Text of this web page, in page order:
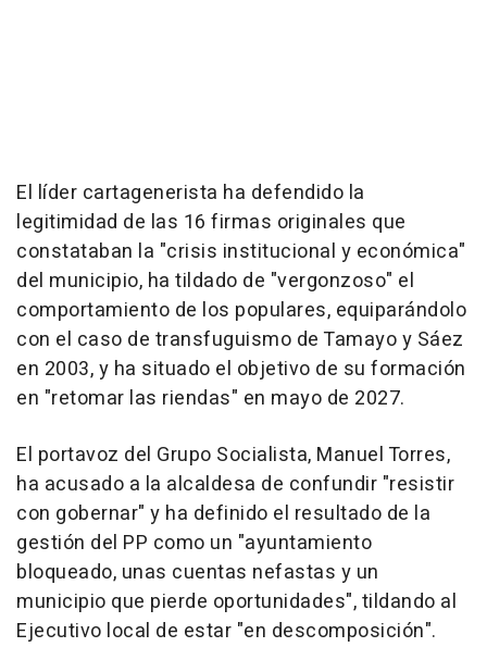
El líder cartagenerista ha defendido la
legitimidad de las 16 firmas originales que
constataban la "crisis institucional y económica"
del municipio, ha tildado de "vergonzoso" el
comportamiento de los populares, equiparándolo
con el caso de transfuguismo de Tamayo y Sáez
en 2003, y ha situado el objetivo de su formación
en "retomar las riendas" en mayo de 2027.
El portavoz del Grupo Socialista, Manuel Torres,
ha acusado a la alcaldesa de confundir "resistir
con gobernar" y ha definido el resultado de la
gestión del PP como un "ayuntamiento
bloqueado, unas cuentas nefastas y un
municipio que pierde oportunidades", tildando al
Ejecutivo local de estar "en descomposición".